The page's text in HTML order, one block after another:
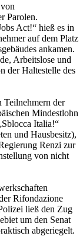
Parolen.
Act!“ hieß es in
auf dem Platz
ankamen.
Arbeitslose und
der Haltestelle des
Teilnehmern der
Mindestlohn
Italia!“
und Hausbesitz),
Renzi zur
von nicht
Rifondazione
ließ den Zug
um den Senat
abgeriegelt.